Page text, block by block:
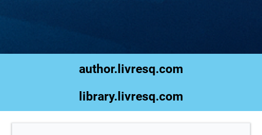
author.livresq.com
library.livresq.com